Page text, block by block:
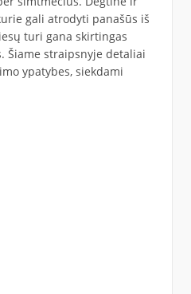
gali atrodyti panašūs iš
turi gana skirtingas
Šiame straipsnyje detaliai
ypatybes, siekdami